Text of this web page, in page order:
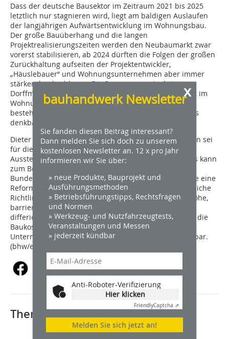
Dass der deutsche Bausektor im Zeitraum 2021 bis 2025
letztlich nur stagnieren wird, liegt am baldigen Auslaufen
der langjährigen Aufwärtsentwicklung im Wohnungsbau.
Der große Bauüberhang und die langen
Projektrealisierungszeiten werden den Neubaumarkt zwar
vorerst stabilisieren, ab 2024 dürften die Folgen der großen
Zurückhaltung aufseiten der Projektentwickler,
„Häuslebauer“ und Wohnungsunternehmen aber immer
stärker durchschlagen. Die Prognose von Ludwig
Dorffmeister lautet deshalb: „Für das laufende Jahr ist im
Wohnungssektor, der ja auch Baumaßnahmen an
bestehenden Gebäuden umfasst, noch ein kleines Plus
denkbar. Danach geht es bergab.“
Dieter Schäfer plädierte für eine Bauordnung, die offen sei
für die Innovationen und neue Technologien, die die
Aussteller schon jetzt auf den Weg gebracht haben. Es kann
zum Beispiel einfach nicht mehr sein, dass sich jedes
Bundesland seine eigene Baugesetzgebung gibt. Ohne eine
Reform des geltenden Baurechts werden unterschiedliche
Richtlinien für Abstandsflächen, Brandschutz, Raumhöhe,
barrierefreies Bauen, die derzeit von Land zu Land
differieren, zur Bremse der Bauwirtschaft. Das erhöht die
Baukosten um geschätzte fünf bis 10 Prozent. Für
Unternehmen, die überregional bauen, ist das untragbar.
(bhw/ela)
x
bauhandwerk Newsletter
Sie fanden diesen Beitrag interessant?
Dann melden Sie sich doch zu unserem
kostenlosen Newsletter an. 12 x pro Jahr
informieren wir Sie über:
» neue Produkte, Bauprojekt und
Ausführungsmethoden
» Betriebsführungstipps, Rechtsfragen
und Normen
» Werkzeug- und Nutzfahrzeugtests,
Veranstaltungen und Messen
» jederzeit kündbar
Anti-Roboter-Verifizierung
Hier klicken
FriendlyCaptcha ⇗
Melden Sie sich jetzt an!
Thematisch passende Artikel: